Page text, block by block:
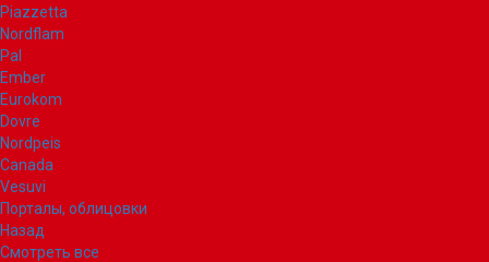
Piazzetta
Nordflam
Pal
Ember
Eurokom
Dovre
Nordpeis
Canada
Vesuvi
Порталы, облицовки
Назад
Смотреть все